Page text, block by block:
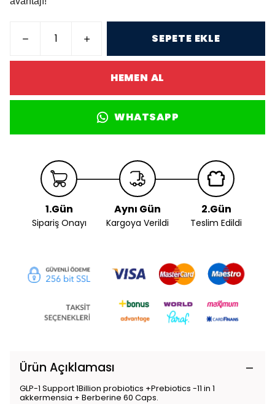
SEPETE EKLE
HEMEN AL
WHATSAPP
1.Gün
Sipariş Onayı
Aynı Gün
Kargoya Verildi
2.Gün
Teslim Edildi
Ürün Açıklaması
GLP-1 Support 1Billion probiotics +Prebiotics -11 in 1
akkermensia + Berberine 60 Caps.